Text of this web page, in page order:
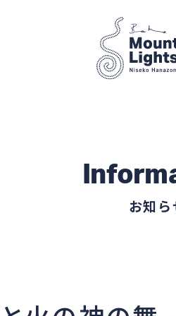
お知ら